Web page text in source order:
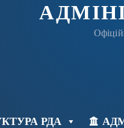
РДА